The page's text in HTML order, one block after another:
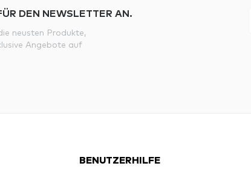
DEN NEWSLETTER AN.
neusten Produkte,
Angebote auf
BENUTZERHILFE